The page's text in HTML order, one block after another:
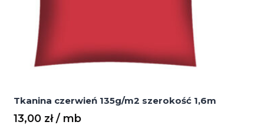
Tkanina czerwień 135g/m2 szerokość 1,6m
13,00 zł